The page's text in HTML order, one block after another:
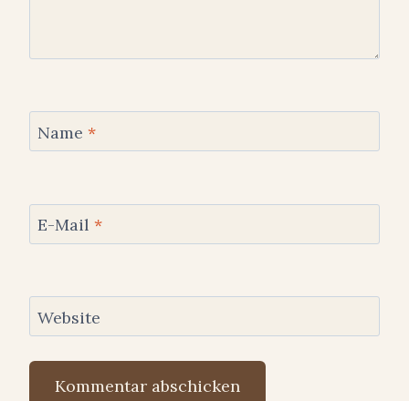
Name *
E-Mail *
Website